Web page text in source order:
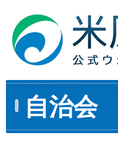
自治会